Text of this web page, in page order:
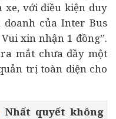
xe, với điều kiện duy
của Inter Bus
xin nhận 1 đồng”.
mắt chưa đầy một
trị toàn diện cho
Nhất quyết không